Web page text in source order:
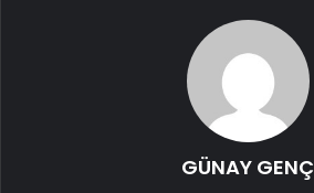
GÜNAY GENÇ